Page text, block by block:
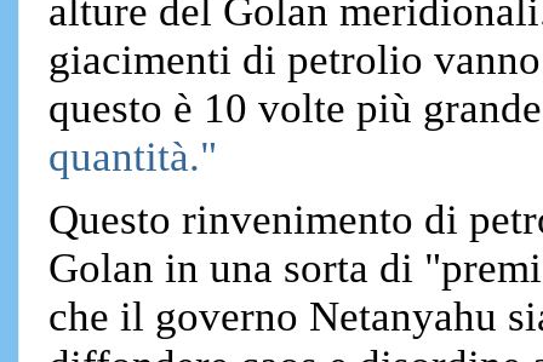
alture del Golan
giacimenti di petrolio
questo è 10 volte più
quantità."
Questo rinvenimento di
Golan in una sorta di
che il governo Netanyahu